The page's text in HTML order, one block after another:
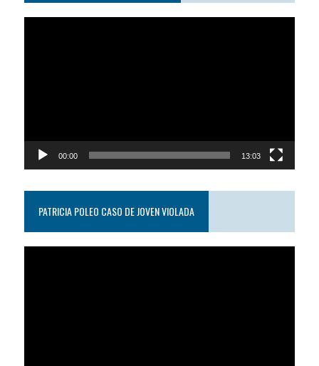
00:00 13:03
PATRICIA POLEO CASO DE JOVEN VIOLADA